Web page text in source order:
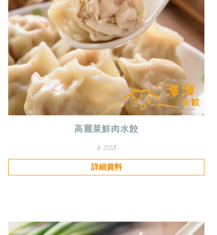
高麗菜鮮肉水餃
$ 225
詳細資料